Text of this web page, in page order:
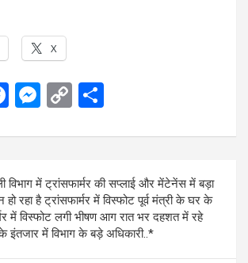
X
F
ce
b
o
o
k
M
se
n
g
er
C
py
Li
n
k
ar
e
विभाग में ट्रांसफार्मर की सप्लाई और मेंटेनेंस में बड़ा
हो रहा है ट्रांसफार्मर में विस्फोट पूर्व मंत्री के घर के
में विस्फोट लगी भीषण आग रात भर दहशत में रहे
इंतजार में विभाग के बड़े अधिकारी..*